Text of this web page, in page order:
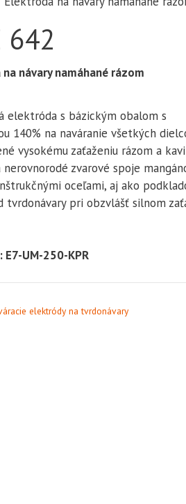
642
návary namáhané rázom
elektróda s bázickým obalom s
140% na naváranie všetkých
vysokému zaťaženiu rázom a
zvarové spoje
oceľami, aj ako
tvrdonávary pri obzvlášť silnom
E7-UM-250-KPR
elektródy na tvrdonávary